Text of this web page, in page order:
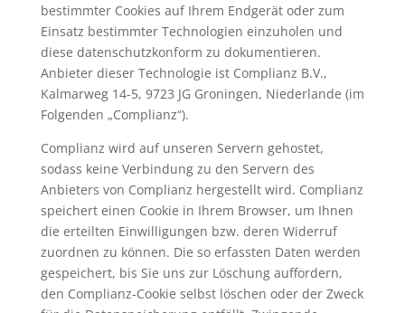
bestimmter Cookies auf Ihrem Endgerät oder zum
Einsatz bestimmter Technologien einzuholen und
diese datenschutzkonform zu dokumentieren.
Anbieter dieser Technologie ist Complianz B.V.,
Kalmarweg 14-5, 9723 JG Groningen, Niederlande (im
Folgenden „Complianz“).
Complianz wird auf unseren Servern gehostet,
sodass keine Verbindung zu den Servern des
Anbieters von Complianz hergestellt wird. Complianz
speichert einen Cookie in Ihrem Browser, um Ihnen
die erteilten Einwilligungen bzw. deren Widerruf
zuordnen zu können. Die so erfassten Daten werden
gespeichert, bis Sie uns zur Löschung auffordern,
den Complianz-Cookie selbst löschen oder der Zweck